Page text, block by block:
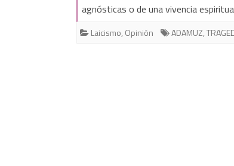
agnósticas o de una vivencia
Laicismo, Opinión ADAMUZ,